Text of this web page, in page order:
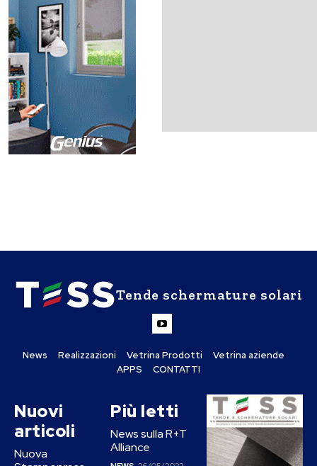
Tende schermature solari
News Realizzazioni Vetrina Prodotti
Vetrina aziende
APPS
CONTATTI
Nuovi
articoli
Nuova
Più letti
News sulla R+T
Alliance